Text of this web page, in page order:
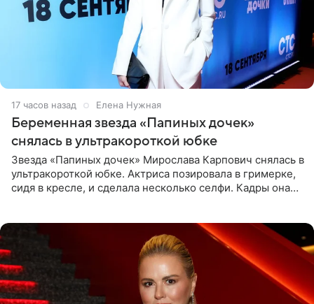
17 часов назад Елена Нужная
Беременная звезда «Папиных дочек»
снялась в ультракороткой юбке
Звезда «Папиных дочек» Мирослава Карпович снялась в
ультракороткой юбке. Актриса позировала в гримерке,
сидя в кресле, и сделала несколько селфи. Кадры она